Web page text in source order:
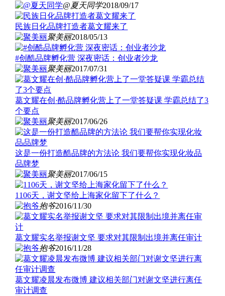
@夏天同学2018/09/17
民族日化品牌打造者葛文耀来了
聚美丽2018/05/13
#创酷品牌孵化营 深夜密话：创业者沙龙
聚美丽2017/07/31
葛文耀在创·酷品牌孵化营上了一堂答疑课 学霸总结了3
个要点
聚美丽2017/06/26
这是一份打造酷品牌的方法论 我们要帮你实现化妆品
品牌梦
聚美丽2017/06/15
1106天，谢文坚给上海家化留下了什么？
抱爷2016/11/30
葛文耀实名举报谢文坚 要求对其限制出境并离任审计
抱爷2016/11/28
葛文耀凌晨发布微博 建议相关部门对谢文坚进行离任
审计调查